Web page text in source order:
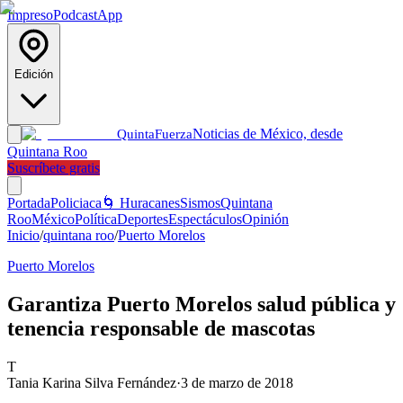
ImpresoPodcastApp
Edición
QuintaFuerzaNoticias de México, desde
Quintana Roo
Suscríbete gratis
PortadaPoliciaca 🌀 HuracanesSismosQuintana
RooMéxicoPolíticaDeportesEspectáculosOpinión
Inicio/quintana roo/Puerto Morelos
Puerto Morelos
Garantiza Puerto Morelos salud pública y
tenencia responsable de mascotas
T
Tania Karina Silva Fernández·3 de marzo de 2018